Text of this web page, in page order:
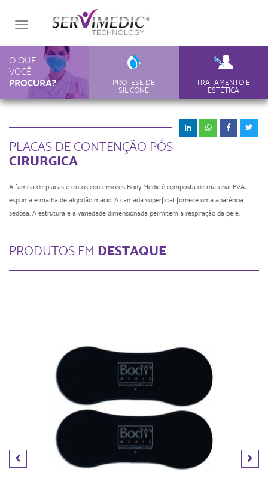
Toggle
O QUE
VOCÊ
PROCURA?
PRÓTESE DE
SILICONE
TRATAMENTO E
ESTÉTICA
PLACAS DE CONTENÇÃO PÓS
CIRURGICA
A família de placas e cintos contensores Body Medic é composta de material EVA,
espuma e malha de algodão macio. A camada superficial fornece uma aparência
sedosa. A estrutura e a variedade dimensionada permitem a respiração da pele.
PRODUTOS EM DESTAQUE